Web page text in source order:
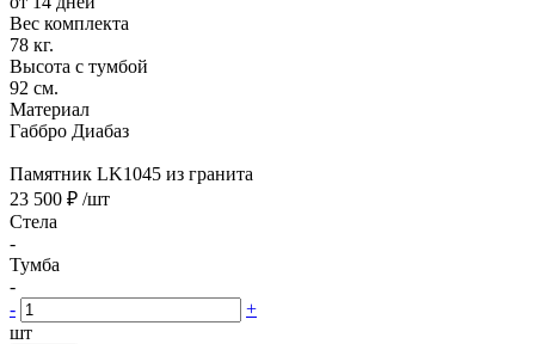
Вес комплекта
78 кг.
Высота с тумбой
92 см.
Материал
Габбро Диабаз
Памятник LK1045 из гранита
23 500 ₽ /шт
Стела
-
Тумба
-
-
+
шт